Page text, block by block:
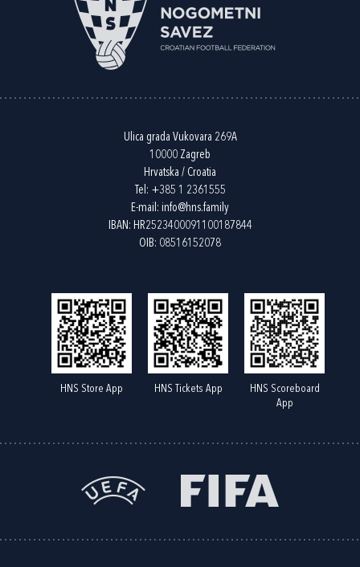
Ulica grada Vukovara 269A
10000 Zagreb
Hrvatska / Croatia
Tel: +385 1 2361555
E-mail: info@hns.family
IBAN: HR2523400091100187844
OIB: 08516152078
HNS Store App HNS Tickets App
HNS Scoreboard
App